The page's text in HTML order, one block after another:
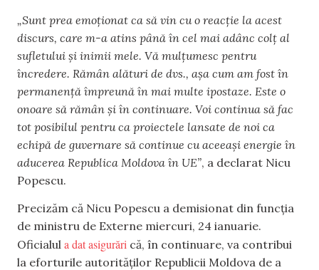
„Sunt prea emoționat ca să vin cu o reacție la acest
discurs, care m-a atins până în cel mai adânc colț al
sufletului și inimii mele. Vă mulțumesc pentru
încredere. Rămân alături de dvs., așa cum am fost în
permanență împreună în mai multe ipostaze. Este o
onoare să rămân și în continuare. Voi continua să fac
tot posibilul pentru ca proiectele lansate de noi ca
echipă de guvernare să continue cu aceeași energie în
aducerea Republica Moldova în UE”, a declarat Nicu
Popescu.
Precizăm că Nicu Popescu a demisionat din funcția
de ministru de Externe miercuri, 24 ianuarie.
Oficialul a dat asigurări că, în continuare, va contribui
la eforturile autorităților Republicii Moldova de a